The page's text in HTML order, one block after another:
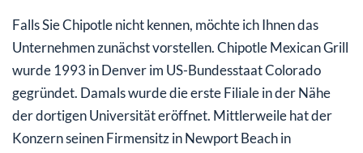
Falls Sie Chipotle nicht kennen, möchte ich Ihnen das
Unternehmen zunächst vorstellen. Chipotle Mexican Grill
wurde 1993 in Denver im US-Bundesstaat Colorado
gegründet. Damals wurde die erste Filiale in der Nähe
der dortigen Universität eröffnet. Mittlerweile hat der
Konzern seinen Firmensitz in Newport Beach in